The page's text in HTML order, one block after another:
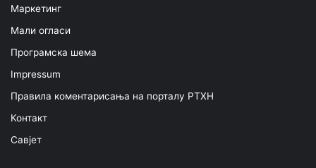
Маркетинг
Мали огласи
Програмска шема
Impressum
Правила коментарисања на порталу РТХН
Контакт
Савјет